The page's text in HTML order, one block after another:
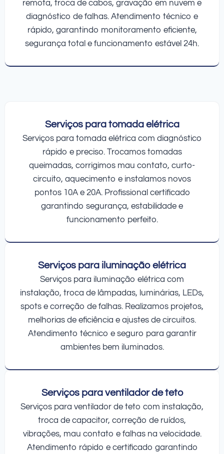
remota, troca de cabos, gravação em nuvem e
diagnóstico de falhas. Atendimento técnico e
rápido, garantindo monitoramento eficiente,
segurança total e funcionamento estável 24h.
Serviços para tomada elétrica
Serviços para tomada elétrica com diagnóstico
rápido e preciso. Trocamos tomadas
queimadas, corrigimos mau contato, curto-
circuito, aquecimento e instalamos novos
pontos 10A e 20A. Profissional certificado
garantindo segurança, estabilidade e
funcionamento perfeito.
Serviços para iluminação elétrica
Serviços para iluminação elétrica com
instalação, troca de lâmpadas, luminárias, LEDs,
spots e correção de falhas. Realizamos projetos,
melhorias de eficiência e ajustes de circuitos.
Atendimento técnico e seguro para garantir
ambientes bem iluminados.
Serviços para ventilador de teto
Serviços para ventilador de teto com instalação,
troca de capacitor, correção de ruídos,
vibrações, mau contato e falhas na velocidade.
Atendimento rápido e certificado garantindo